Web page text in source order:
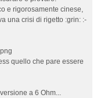
e rigorosamente cinese,
una crisi di rigetto :grin: :-
quello che pare essere
a 6 Ohm...